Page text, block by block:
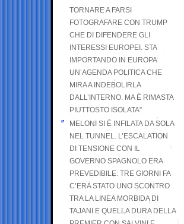
TORNARE A FARSI
FOTOGRAFARE CON TRUMP
CHE DI DIFENDERE GLI
INTERESSI EUROPEI. STA
IMPORTANDO IN EUROPA
UN’AGENDA POLITICA CHE
MIRA A INDEBOLIRLA
DALL’INTERNO. MA È RIMASTA
PIUTTOSTO ISOLATA”
MELONI SI È INFILATA DA SOLA
NEL TUNNEL. L’ESCALATION
DI TENSIONE CON IL
GOVERNO SPAGNOLO ERA
PREVEDIBILE: TRE GIORNI FA
C’ERA STATO UNO SCONTRO
TRA LA LINEA MORBIDA DI
TAJANI E QUELLA DURA DELLA